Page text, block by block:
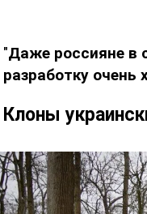
"Даже россияне в
разработку очень
Клоны